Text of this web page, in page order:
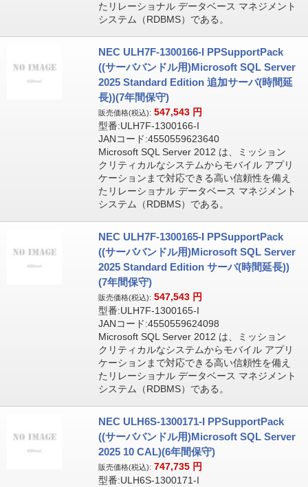
たリレーショナル データベース マネジメント
システム（RDBMS）である。
NEC ULH7F-1300166-I PPSupportPack
((サーババンドル用)Microsoft SQL Server
2025 Standard Edition 追加サーバ(時間延
長))(7年間保守)
販売価格(税込): 547,543 円
型番:ULH7F-1300166-I
JANコード:4550559623640
Microsoft SQL Server 2012 は、ミッション
クリティカルなシステムからモバイル アプリ
ケーションまで対応できる高い信頼性を備え
たリレーショナル データベース マネジメント
システム（RDBMS）である。
NEC ULH7F-1300165-I PPSupportPack
((サーババンドル用)Microsoft SQL Server
2025 Standard Edition サーバ(時間延長))
(7年間保守)
販売価格(税込): 547,543 円
型番:ULH7F-1300165-I
JANコード:4550559624098
Microsoft SQL Server 2012 は、ミッション
クリティカルなシステムからモバイル アプリ
ケーションまで対応できる高い信頼性を備え
たリレーショナル データベース マネジメント
システム（RDBMS）である。
NEC ULH6S-1300171-I PPSupportPack
((サーババンドル用)Microsoft SQL Server
2025 10 CAL)(6年間保守)
販売価格(税込): 747,735 円
型番:ULH6S-1300171-I